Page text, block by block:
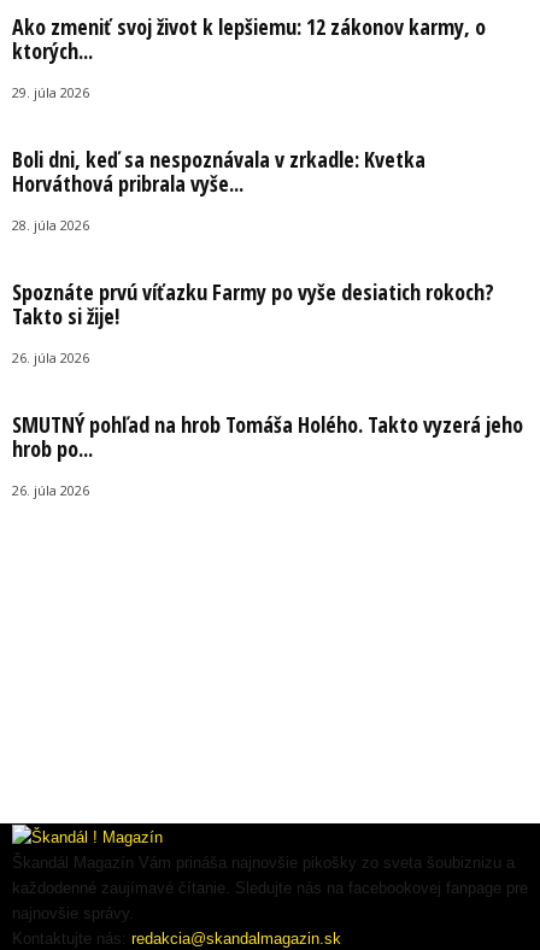
Ako zmeniť svoj život k lepšiemu: 12 zákonov karmy, o
ktorých...
29. júla 2026
Boli dni, keď sa nespoznávala v zrkadle: Kvetka
Horváthová pribrala vyše...
28. júla 2026
Spoznáte prvú víťazku Farmy po vyše desiatich rokoch?
Takto si žije!
26. júla 2026
SMUTNÝ pohľad na hrob Tomáša Holého. Takto vyzerá jeho
hrob po...
26. júla 2026
Škandál Magazín Vám prináša najnovšie pikošky zo sveta šoubiznizu a
každodenné zaujímavé čítanie. Sledujte nás na facebookovej fanpage pre
najnovšie správy.
Kontaktujte nás: redakcia@skandalmagazin.sk